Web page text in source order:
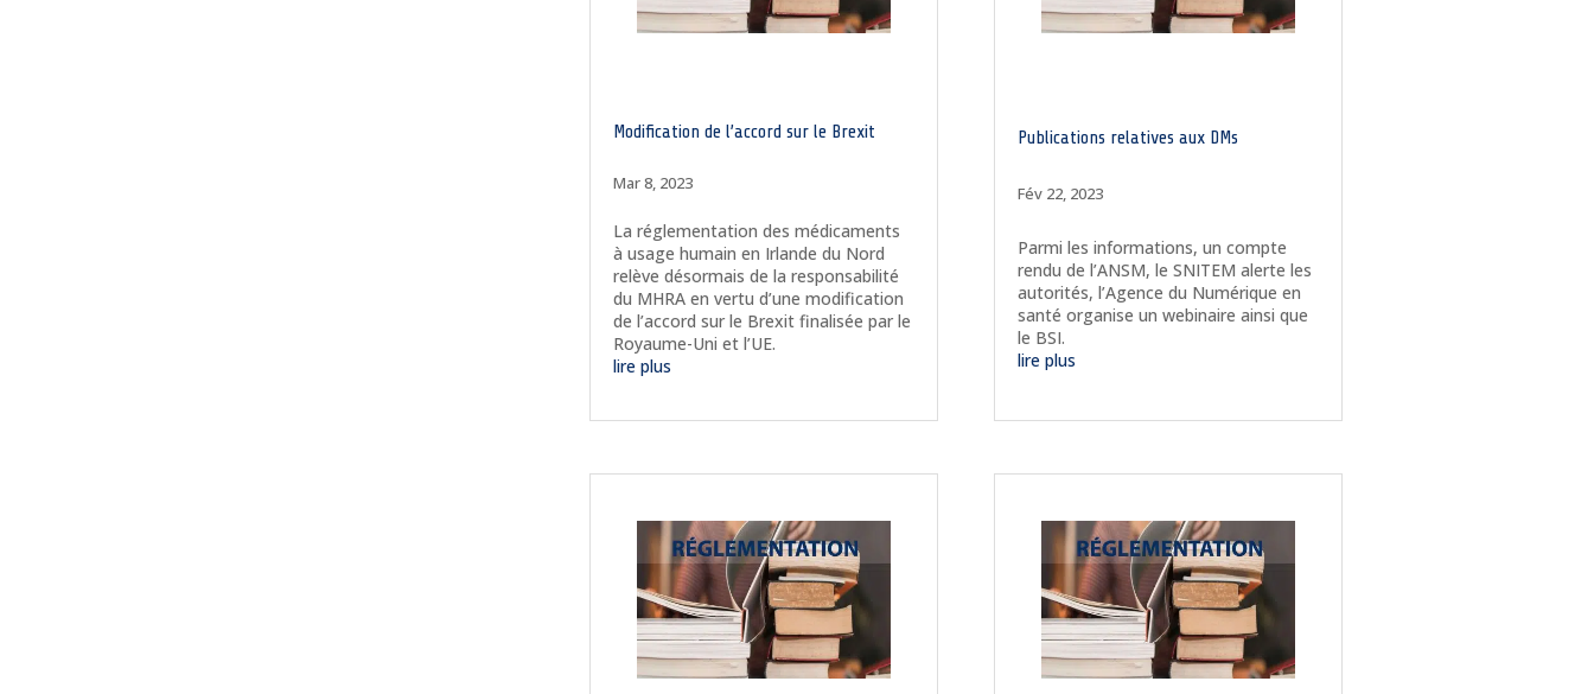
Modification de l’accord sur le Brexit
Mar 8, 2023
La réglementation des médicaments
à usage humain en Irlande du Nord
relève désormais de la responsabilité
du MHRA en vertu d’une modification
de l’accord sur le Brexit finalisée par le
Royaume-Uni et l’UE.
lire plus
Publications relatives aux DMs
Fév 22, 2023
Parmi les informations, un compte
rendu de l’ANSM, le SNITEM alerte les
autorités, l’Agence du Numérique en
santé organise un webinaire ainsi que
le BSI.
lire plus